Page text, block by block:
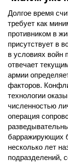
Долгое время
требует как
противником в
присутствует в
в условиях войн
отвечает
армии
факторов.
технологии
численностью
операция
барражирующих
несколько лет
подразделений,